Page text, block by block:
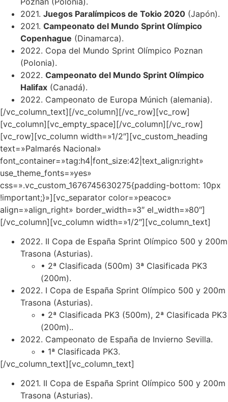
2021. Juegos Paralímpicos de Tokio 2020 (Japón).
2021. Campeonato del Mundo Sprint Olímpico
Copenhague (Dinamarca).
2022. Copa del Mundo Sprint Olímpico Poznan
(Polonia).
2022. Campeonato del Mundo Sprint Olímpico
Halifax (Canadá).
2022. Campeonato de Europa Múnich (alemania).
[/vc_column_text][/vc_column][/vc_row][vc_row]
[vc_column][vc_empty_space][/vc_column][/vc_row]
[vc_row][vc_column width=»1/2″][vc_custom_heading
text=»Palmarés Nacional»
font_container=»tag:h4|font_size:42|text_align:right»
use_theme_fonts=»yes»
css=».vc_custom_1676745630275{padding-bottom: 10px
!important;}»][vc_separator color=»peacoc»
align=»align_right» border_width=»3″ el_width=»80″]
[/vc_column][vc_column width=»1/2″][vc_column_text]
2022. II Copa de España Sprint Olímpico 500 y 200m
Trasona (Asturias).
• 2ª Clasificada (500m) 3ª Clasificada PK3
(200m).
2022. I Copa de España Sprint Olímpico 500 y 200m
Trasona (Asturias).
• 2ª Clasificada PK3 (500m), 2ª Clasificada PK3
(200m)..
2022. Campeonato de España de Invierno Sevilla.
• 1ª Clasificada PK3.
[/vc_column_text][vc_column_text]
2021. II Copa de España Sprint Olímpico 500 y 200m
Trasona (Asturias).